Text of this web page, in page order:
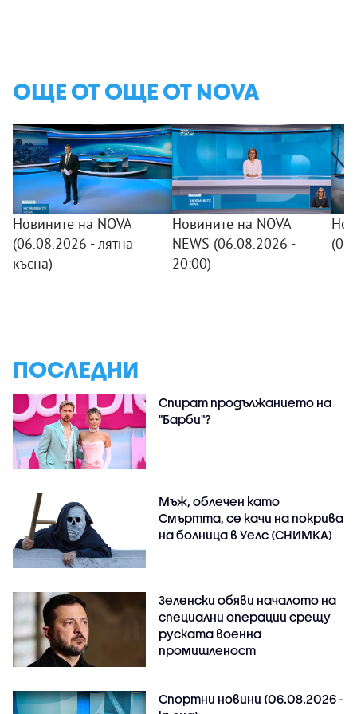
ОЩЕ ОТ ОЩЕ ОТ NOVA
Новините на NOVA
(06.08.2026 - лятна
късна)
Новините на NOVA
NEWS (06.08.2026 -
20:00)
ПОСЛЕДНИ
Спират продължанието на
"Барби"?
Мъж, облечен като
Смъртта, се качи на покрива
на болница в Уелс (СНИМКА)
Зеленски обяви началото на
специални операции срещу
руската военна
промишленост
Спортни новини (06.08.2026 -